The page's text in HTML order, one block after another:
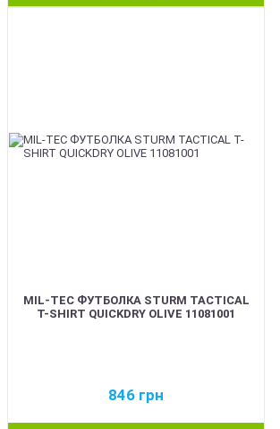
MIL-TEC ФУТБОЛКА STURM TACTICAL
T-SHIRT QUICKDRY OLIVE 11081001
846 грн